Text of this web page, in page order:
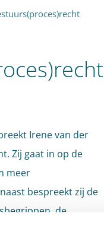
Irene van der
Zij gaat in op de
meer
bespreekt zij de
de